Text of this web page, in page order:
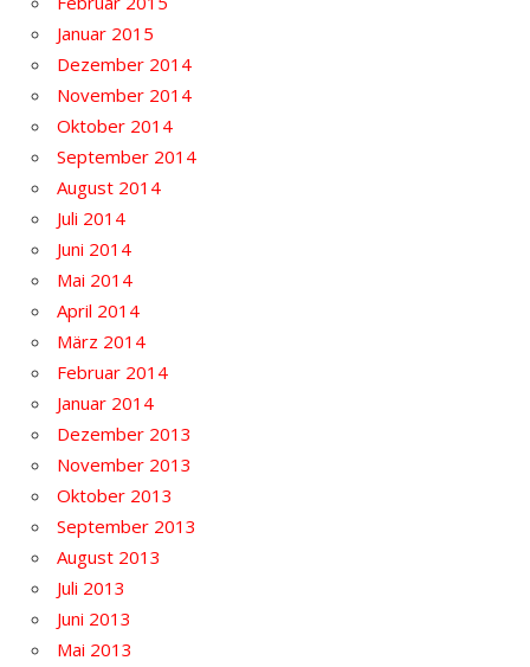
Januar 2015
Dezember 2014
November 2014
Oktober 2014
September 2014
August 2014
Juli 2014
Juni 2014
Mai 2014
April 2014
März 2014
Februar 2014
Januar 2014
Dezember 2013
November 2013
Oktober 2013
September 2013
August 2013
Juli 2013
Juni 2013
Mai 2013